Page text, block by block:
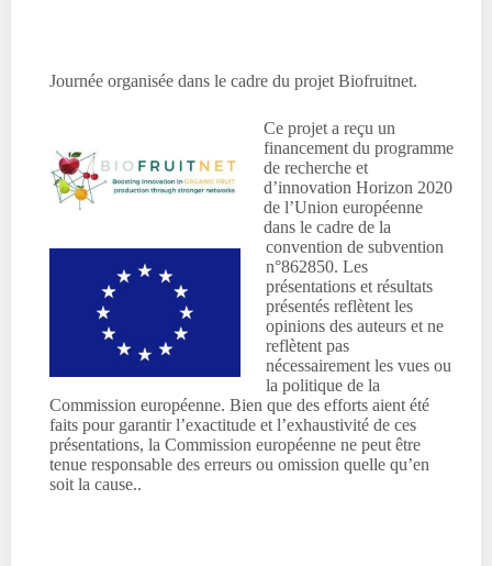
Journée organisée dans le cadre du projet Biofruitnet.
Ce projet a reçu un
financement du programme
de recherche et
d’innovation Horizon 2020
de l’Union européenne
dans le cadre de la
convention de subvention
n°862850. Les
présentations et résultats
présentés reflètent les
opinions des auteurs et ne
reflètent pas
nécessairement les vues ou
la politique de la
Commission européenne. Bien que des efforts aient été
faits pour garantir l’exactitude et l’exhaustivité de ces
présentations, la Commission européenne ne peut être
tenue responsable des erreurs ou omission quelle qu’en
soit la cause..